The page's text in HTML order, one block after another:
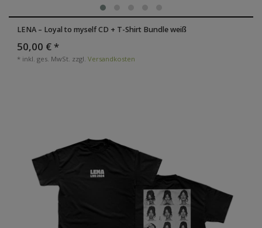
LENA – Loyal to myself CD + T-Shirt Bundle weiß
50,00 € *
* inkl. ges. MwSt. zzgl. Versandkosten